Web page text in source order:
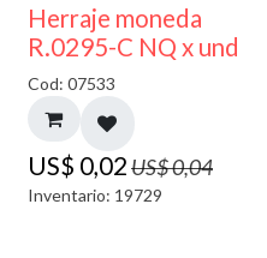
50% DESCUENTO
Herraje moneda
R.0295-C NQ x und
Cod: 07533
US$ 0,02US$0,04
Inventario: 19729